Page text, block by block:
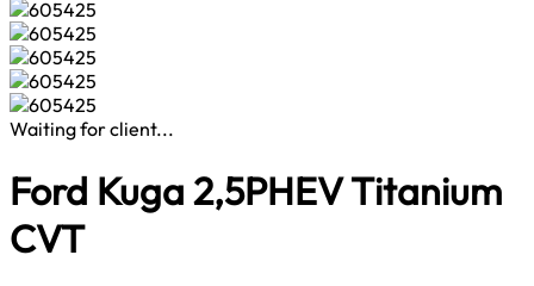
Waiting for client...
Ford Kuga 2,5PHEV Titanium
CVT